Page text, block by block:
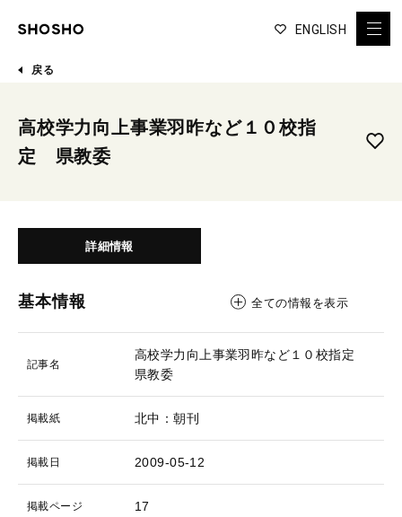
ENGLISH
戻る
高校学力向上事業羽昨など１０校指
定 県教委
詳細情報
基本情報 全ての情報を表示
記事名
高校学力向上事業羽昨など１０校指定
県教委
掲載紙 北中：朝刊
掲載日 2009-05-12
掲載ページ 17